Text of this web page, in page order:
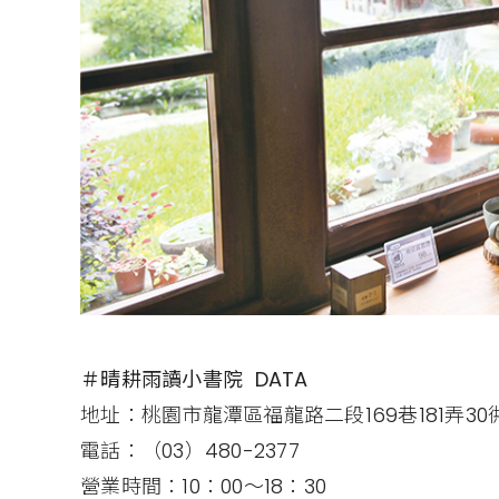
＃晴耕雨讀小書院 DATA
地址：桃園市龍潭區福龍路二段169巷181弄30
電話：（03）480-2377
營業時間：10：00～18：30